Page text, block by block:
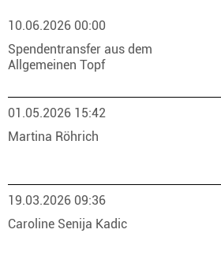
10.06.2026 00:00
Spendentransfer aus dem
Allgemeinen Topf
01.05.2026 15:42
Martina Röhrich
19.03.2026 09:36
Caroline Senija Kadic